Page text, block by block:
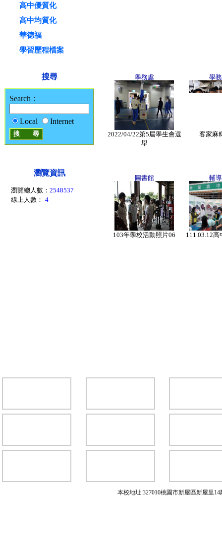
高中優質化
高中均質化
華德福
學習歷程檔案
搜尋
Search：
Local Internet
瀏覽資訊
瀏覽總人數： 2548537
線上人數： 4
學務處
2022/04/22第5屆學生會選
舉
學
客家麻
圖書館
103年學校活動照片06
輔
111.03.12
本校地址:327010桃園市新屋區新屋里